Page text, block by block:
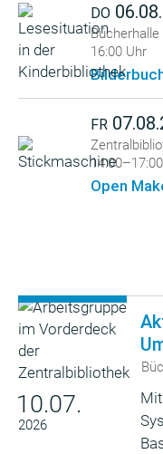
DO
16:00 Uhr
FR
Open
10.07.
2026